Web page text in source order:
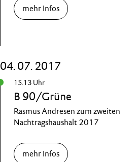
mehr Infos
04. 07. 2017
15.13 Uhr
B 90/Grüne
Rasmus Andresen zum zweiten
Nachtragshaushalt 2017
mehr Infos